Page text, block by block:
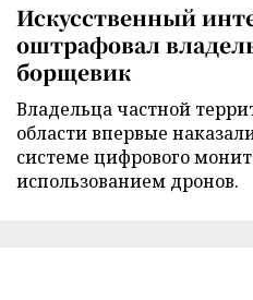
Искусственный
оштрафовал
борщевик
Владельца частной
области впервые
системе цифрового
использованием дронов.